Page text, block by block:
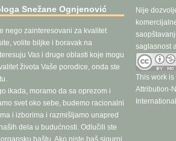
Snežane Ognjenović
nego zainteresovani za kvalitet
volite biljke i boravak na
Vas i druge oblasti koje mogu
života Vaše porodice, onda ste
ikada, moramo da sa oprezom i
svet oko sebe, budemo racionalni
i izborima i razmišljamo unapred
dela u budućnosti. Odlučili ste
baštu. Ako niste baš sigurni
Nije
saglasnost
This work
Attribution-